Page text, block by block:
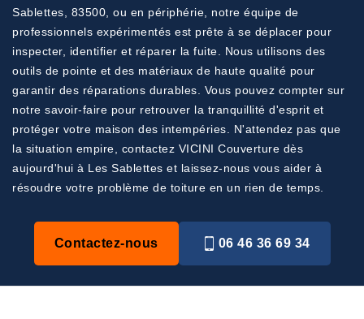
Sablettes, 83500, ou en périphérie, notre équipe de
professionnels expérimentés est prête à se déplacer pour
inspecter, identifier et réparer la fuite. Nous utilisons des
outils de pointe et des matériaux de haute qualité pour
garantir des réparations durables. Vous pouvez compter sur
notre savoir-faire pour retrouver la tranquillité d'esprit et
protéger votre maison des intempéries. N'attendez pas que
la situation empire, contactez VICINI Couverture dès
aujourd'hui à Les Sablettes et laissez-nous vous aider à
résoudre votre problème de toiture en un rien de temps.
Contactez-nous 06 46 36 69 34